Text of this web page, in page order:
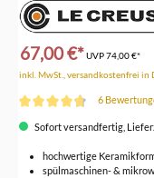
67,00 €*UVP74,00 €*
inkl. MwSt., versandkostenfrei in
6
Sofort versandfertig,
hochwertige
spülmaschinen- &